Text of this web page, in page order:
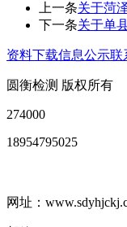
上一条关于菏
下一条关于单
资料下载信息公示联
圆衡检测 版权所有
274000
18954795025
网址：